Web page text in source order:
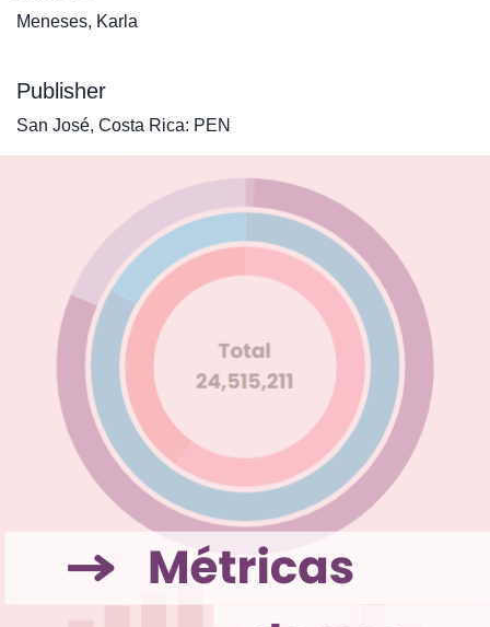
Meneses, Karla
Publisher
San José, Costa Rica: PEN